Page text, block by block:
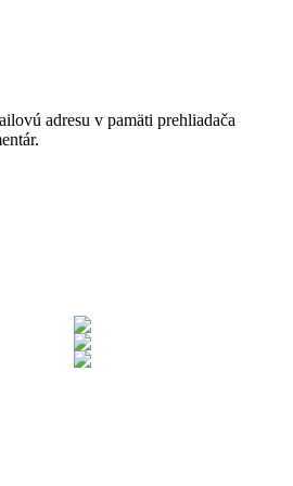
adresu v pamäti prehliadača